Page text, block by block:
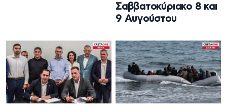
Σαββατοκύριακο 8 και
9 Αυγούστου